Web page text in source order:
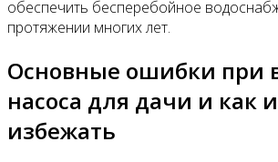
обеспечить бесперебойное
протяжении многих лет.
Основные ошибки при
насоса для дачи и как
избежать